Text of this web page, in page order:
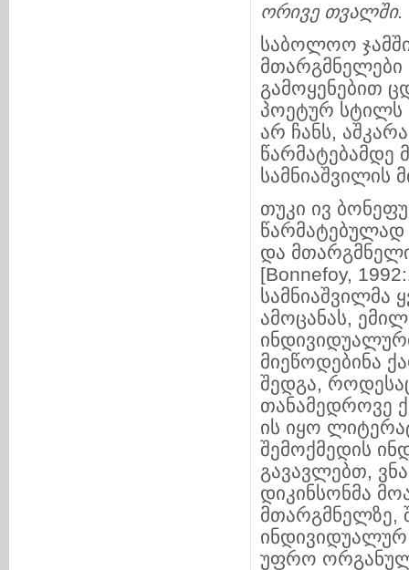
ორივე თვალში.
საბოლოო
გამოყენებით
პოეტურ სტილს
არ ჩანს,
წარმატებამდე
სამნიაშვილის
თუკი ივ
და
[Bonnefoy,
სამნიაშვილმა
ამოცანას,
მიეწოდებინა
შედგა,
თანამედროვე
ის იყო
შემოქმედის
გავავლებთ,
დიკინსონმა
მთარგმნელზე,
ინდივიდუალურ
უფრო